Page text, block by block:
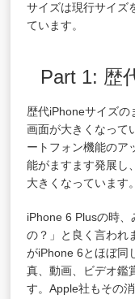
サイズは現行サイズ
ています。
Part 1: 歴
歴代iPhoneサイズの
画面が大きくなって
ートフォン機能のア
能がますます発展し
大きくなっています。
iPhone 6 Plusの時
の？」と良く言われ
がiPhone 6とほぼ同
真、動画、ビデオ鑑
す。Apple社もその